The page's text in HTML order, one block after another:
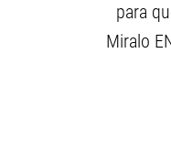
para
Miralo